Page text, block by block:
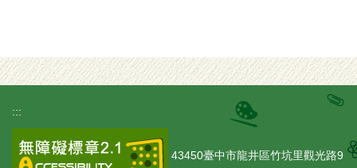
:::
43450臺中市龍井區竹坑里觀光路9